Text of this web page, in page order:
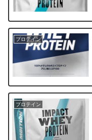
プロテイン
プロテイン